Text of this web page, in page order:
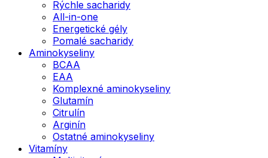
Rýchle sacharidy
All-in-one
Energetické gély
Pomalé sacharidy
Aminokyseliny
BCAA
EAA
Komplexné aminokyseliny
Glutamín
Citrulín
Arginín
Ostatné aminokyseliny
Vitamíny